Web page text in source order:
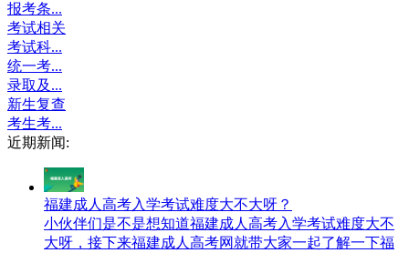
报考条...
考试相关
考试科...
统一考...
录取及...
新生复查
考生考...
近期新闻:
福建成人高考入学考试难度大不大呀？
小伙伴们是不是想知道福建成人高考入学考试难度大不
大呀，接下来福建成人高考网就带大家一起了解一下福